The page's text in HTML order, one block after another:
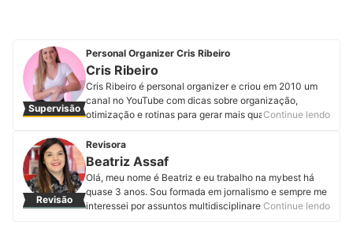
Supervisão
Personal Organizer Cris Ribeiro
Cris Ribeiro
Cris Ribeiro é personal organizer e criou em 2010 um
canal no YouTube com dicas sobre organização,
otimização e rotinas para gerar mais qualidade de vida
conta com mais de 300 mil inscritos, Cris Ribeiro ajuda
pessoas a ter qualidade de vida e organizar de dentro
para fora, da mente para casa. Conheça mais sobre a
Cris Ribeiro no Instagram, Facebook, YouTube e em seu
site.
Perfil de Cris Ribeiro
Continue lendo
Revisão
Revisora
Beatriz Assaf
Olá, meu nome é Beatriz e eu trabalho na mybest há
quase 3 anos. Sou formada em jornalismo e sempre me
interessei por assuntos multidisciplinares, por isso logo
Continue lendo